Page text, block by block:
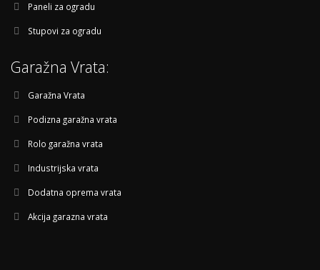
Paneli za ogradu
Stupovi za ogradu
Garažna Vrata:
Garažna Vrata
Podizna garažna vrata
Rolo garažna vrata
Industrijska vrata
Dodatna oprema vrata
Akcija garazna vrata